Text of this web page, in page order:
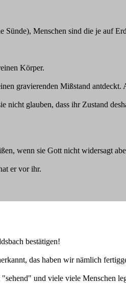
Menschen sind die je auf
Körper.
gravierenden Mißstand
nicht glauben, dass ihr Zustand
wenn sie Gott nicht widersagt
er vor ihr.
bestätigen!
das haben wir nämlich
und viele viele Menschen